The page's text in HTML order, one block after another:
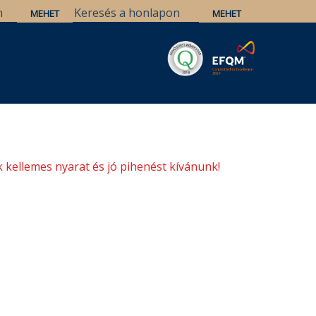
Savaria Örökség ELTE Könyvtárak
nyarat és jó pihenést kívánunk!